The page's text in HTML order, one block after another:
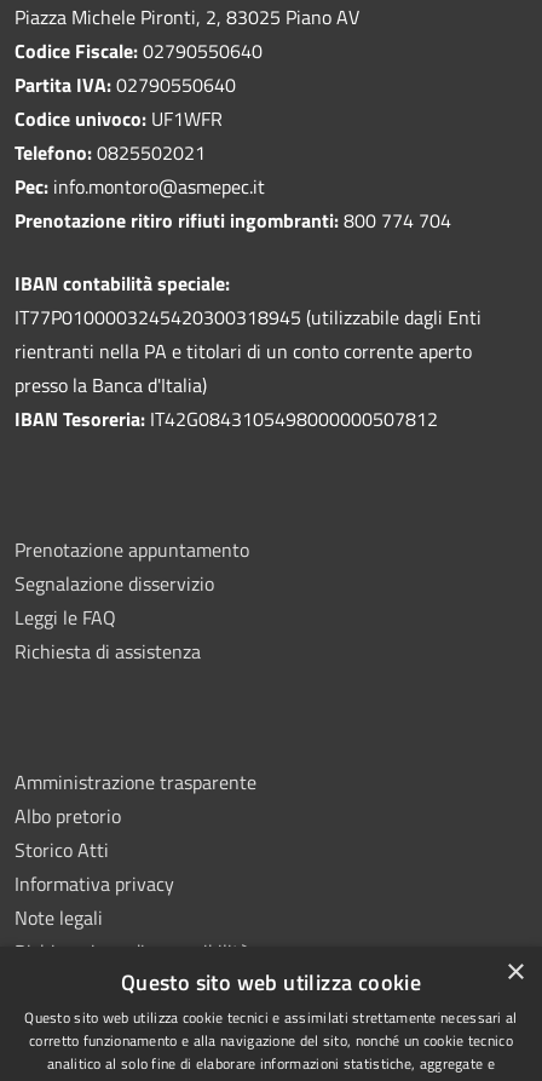
Piazza Michele Pironti, 2, 83025 Piano AV
Codice Fiscale:02790550640
Partita IVA:02790550640
Codice univoco: UF1WFR
Telefono:0825502021
Pec: info.montoro@asmepec.it
Prenotazione ritiro rifiuti ingombranti:800 774 704
IBAN contabilità speciale:
IT77P0100003245420300318945 (utilizzabile dagli Enti
rientranti nella PA e titolari di un conto corrente aperto
presso la Banca d'Italia)
IBAN Tesoreria: IT42G0843105498000000507812
Prenotazione appuntamento
Segnalazione disservizio
Leggi le FAQ
Richiesta di assistenza
Amministrazione trasparente
Albo pretorio
Storico Atti
Informativa privacy
Note legali
Dichiarazione di accessibilità
RSS Copyright © 2026 • Comune di
×
Questo sito web utilizza cookie
Questo sito web utilizza cookie tecnici e assimilati strettamente necessari al
corretto funzionamento e alla navigazione del sito, nonché un cookie tecnico
analitico al solo fine di elaborare informazioni statistiche, aggregate e